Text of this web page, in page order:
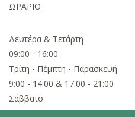
ΩΡΑΡΙΟ
Δευτέρα & Τετάρτη
09:00 - 16:00
Τρίτη - Πέμπτη - Παρασκευή
9:00 - 14:00 & 17:00 - 21:00
Σάββατο
09:00 - 15:00